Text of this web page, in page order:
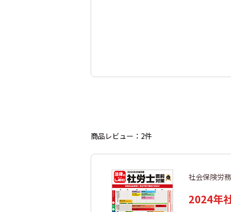
商品レビュー：2件
社会保険労
2024年